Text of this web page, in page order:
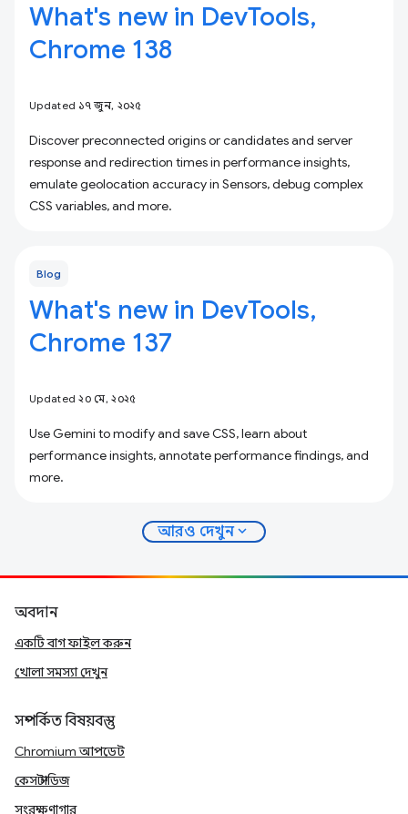
What's new in DevTools,
Chrome 138
Updated ১৭ জুন, ২০২৫
Discover preconnected origins or candidates and server
response and redirection times in performance insights,
emulate geolocation accuracy in Sensors, debug complex
CSS variables, and more.
Blog
What's new in DevTools,
Chrome 137
Updated ২০ মে, ২০২৫
Use Gemini to modify and save CSS, learn about
performance insights, annotate performance findings, and
more.
আরও দেখুনexpand_more
অবদান
একটি বাগ ফাইল করুন
খোলা সমস্যা দেখুন
সম্পর্কিত বিষয়বস্তু
Chromium আপডেট
কেস স্টাডিজ
সংরক্ষণাগার